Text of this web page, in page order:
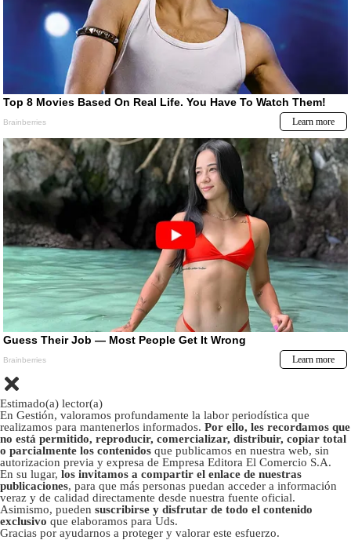
Estimado(a) lector(a)
En Gestión, valoramos profundamente la labor periodística que
realizamos para mantenerlos informados. Por ello, les recordamos que
no está permitido, reproducir, comercializar, distribuir, copiar total
o parcialmente los contenidos que publicamos en nuestra web, sin
autorizacion previa y expresa de Empresa Editora El Comercio S.A.
En su lugar, los invitamos a compartir el enlace de nuestras
publicaciones, para que más personas puedan acceder a información
veraz y de calidad directamente desde nuestra fuente oficial.
Asimismo, pueden suscribirse y disfrutar de todo el contenido
exclusivo que elaboramos para Uds.
Gracias por ayudarnos a proteger y valorar este esfuerzo.